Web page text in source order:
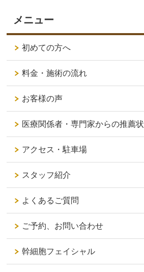
メニュー
初めての方へ
料金・施術の流れ
お客様の声
医療関係者・専門家からの推薦状
アクセス・駐車場
スタッフ紹介
よくあるご質問
ご予約、お問い合わせ
幹細胞フェイシャル